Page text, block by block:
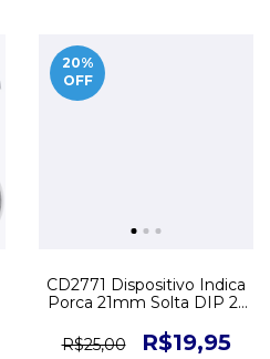
20%
OFF
CD2771 Dispositivo Indica
Porca 21mm Solta DIP 21
R$25,00
R$19,95